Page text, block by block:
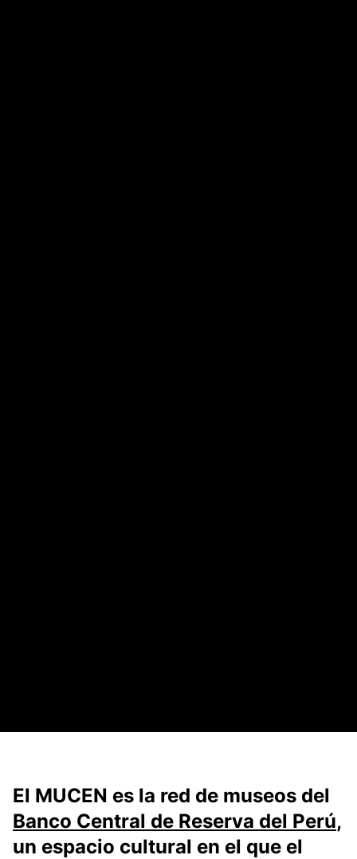
El MUCEN es la red de museos del
Banco Central de Reserva del Perú,
un espacio cultural en el que el